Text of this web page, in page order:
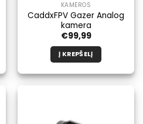
KAMEROS
CaddxFPV Gazer Analog
kamera
€99,99
Į KREPŠELĮ